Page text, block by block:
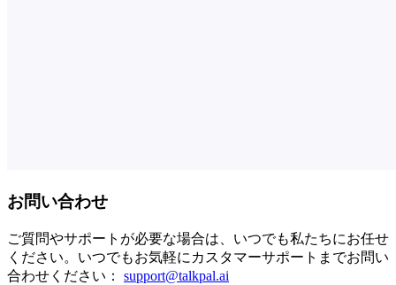
お問い合わせ
ご質問やサポートが必要な場合は、いつでも私たちにお任せ
ください。いつでもお気軽にカスタマーサポートまでお問い
合わせください： support@talkpal.ai